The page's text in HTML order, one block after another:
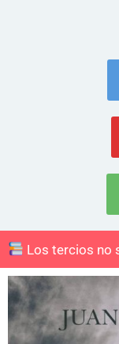
Los tercios no